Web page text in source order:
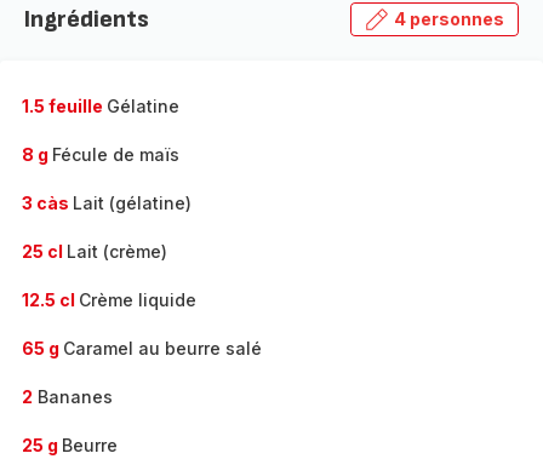
Ingrédients 4 personnes
1.5 feuille Gélatine
8 g Fécule de maïs
3 càs Lait (gélatine)
25 cl Lait (crème)
12.5 cl Crème liquide
65 g Caramel au beurre salé
2 Bananes
25 g Beurre